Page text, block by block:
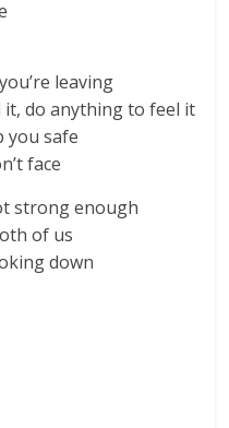
leaving
it, do anything to feel it
you safe
face
strong enough
of us
down